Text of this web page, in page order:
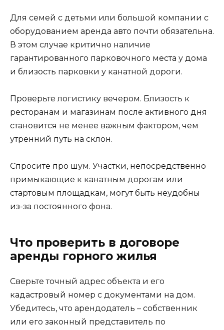
Для семей с детьми или большой компании с
оборудованием аренда авто почти обязательна.
В этом случае критично наличие
гарантированного парковочного места у дома
и близость парковки у канатной дороги.
Проверьте логистику вечером. Близость к
ресторанам и магазинам после активного дня
становится не менее важным фактором, чем
утренний путь на склон.
Спросите про шум. Участки, непосредственно
примыкающие к канатным дорогам или
стартовым площадкам, могут быть неудобны
из-за постоянного фона.
Что проверить в договоре
аренды горного жилья
Сверьте точный адрес объекта и его
кадастровый номер с документами на дом.
Убедитесь, что арендодатель – собственник
или его законный представитель по